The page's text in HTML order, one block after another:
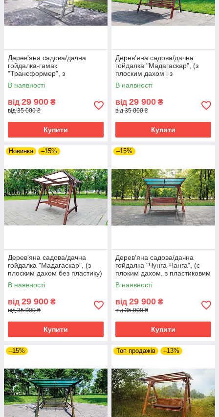
Дерев'яна садова/дачна
гойдалка-гамак
"Трансформер", з
фарбуванням та з плоским
дахом (полікарбонат)
В наявності
від 29 900 ₴
від 35 000 ₴
Купити
Дерев'яна садова/дачна
гойдалка "Мадагаскар", (з
плоским дахом і з
пластиковим шифером)
В наявності
від 29 900 ₴
від 35 000 ₴
Купити
Новинка –15%
Дерев'яна садова/дачна
гойдалка "Мадагаскар", (з
плоским дахом без пластику)
В наявності
від 29 900 ₴
від 35 000 ₴
Купити
–15%
Дерев'яна садова/дачна
гойдалка "Чунга-Чанга", (с
плоким дахом, з пластиковим
шифером) - колір полісандр
В наявності
від 29 900 ₴
від 35 000 ₴
Купити
–15% Топ продажів –13%